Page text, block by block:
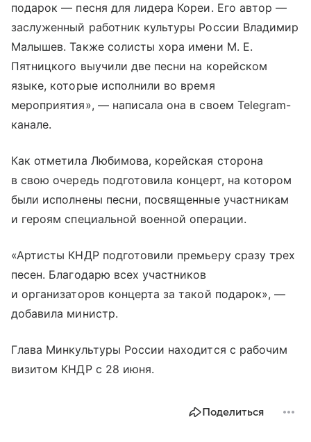
подарок — песня для лидера Кореи. Его автор —
заслуженный работник культуры России Владимир
Малышев. Также солисты хора имени М. Е.
Пятницкого выучили две песни на корейском
языке, которые исполнили во время
мероприятия», — написала она в своем Telegram-
канале.
Как отметила Любимова, корейская сторона
в свою очередь подготовила концерт, на котором
были исполнены песни, посвященные участникам
и героям специальной военной операции.
«Артисты КНДР подготовили премьеру сразу трех
песен. Благодарю всех участников
и организаторов концерта за такой подарок», —
добавила министр.
Глава Минкультуры России находится с рабочим
визитом КНДР с 28 июня.
Поделиться